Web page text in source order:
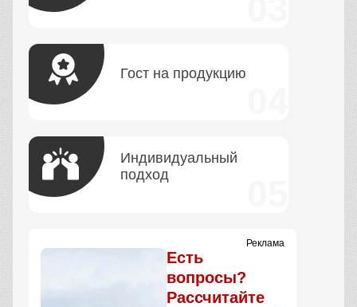
Гост на продукцию
Индивидуальный
подход
Реклама
Есть
вопросы?
Рассчитайте